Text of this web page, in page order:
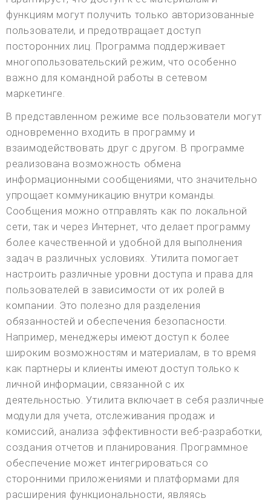
функциям могут получить только авторизованные
пользователи, и предотвращает доступ
посторонних лиц. Программа поддерживает
многопользовательский режим, что особенно
важно для командной работы в сетевом
маркетинге.
В представленном режиме все пользователи могут
одновременно входить в программу и
взаимодействовать друг с другом. В программе
реализована возможность обмена
информационными сообщениями, что значительно
упрощает коммуникацию внутри команды.
Сообщения можно отправлять как по локальной
сети, так и через Интернет, что делает программу
более качественной и удобной для выполнения
задач в различных условиях. Утилита помогает
настроить различные уровни доступа и права для
пользователей в зависимости от их ролей в
компании. Это полезно для разделения
обязанностей и обеспечения безопасности.
Например, менеджеры имеют доступ к более
широким возможностям и материалам, в то время
как партнеры и клиенты имеют доступ только к
личной информации, связанной с их
деятельностью. Утилита включает в себя различные
модули для учета, отслеживания продаж и
комиссий, анализа эффективности веб-разработки,
создания отчетов и планирования. Программное
обеспечение может интегрироваться со
сторонними приложениями и платформами для
расширения функциональности, являясь